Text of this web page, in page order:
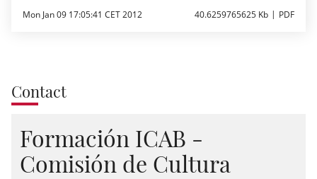
Mon Jan 09 17:05:41 CET 2012 40.6259765625 Kb PDF
Contact
Formación ICAB -
Comisión de Cultura